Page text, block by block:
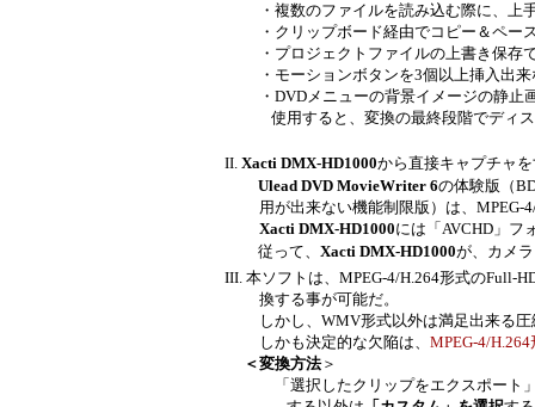
・複数のファイルを読み込む際に、上手く
・クリップボード経由でコピー＆ペース
・プロジェクトファイルの上書き保存でし
・モーションボタンを3個以上挿入出来
・DVDメニューの背景イメージの静止画
使用すると、変換の最終段階でディスク
II. Xacti DMX-HD1000から直接キャプチャ
Ulead DVD MovieWriter 6の体験版（
用が出来ない機能制限版）は、MPEG-4/
Xacti DMX-HD1000には「AVCHD」フ
従って、 Xacti DMX-HD1000が、カメ
III. 本ソフトは、 MPEG-4/H.264形式のFull-
換する事が可能だ。
しかし、WMV形式以外は満足出来る圧縮
しかも決定的な欠陥は、 MPEG-4/H.264
＜変換方法＞
「選択したクリップをエクスポート」をク